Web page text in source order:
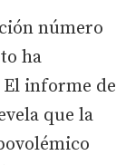
número
ha
informe de
que la